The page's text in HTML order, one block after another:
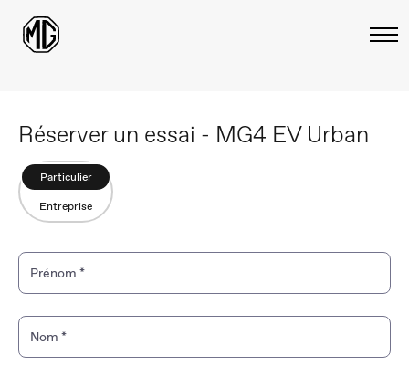
Réserver un essai - MG4 EV Urban
Particulier
Entreprise
Prénom *
Nom *